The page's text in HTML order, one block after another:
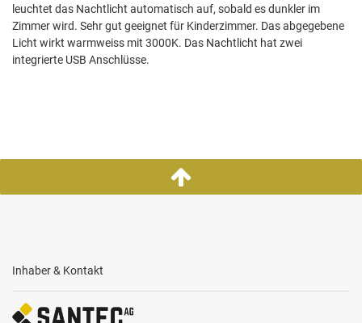
leuchtet das Nachtlicht automatisch auf, sobald es dunkler im
Zimmer wird. Sehr gut geeignet für Kinderzimmer. Das abgegebene
Licht wirkt warmweiss mit 3000K. Das Nachtlicht hat zwei
integrierte USB Anschlüsse.
Inhaber & Kontakt